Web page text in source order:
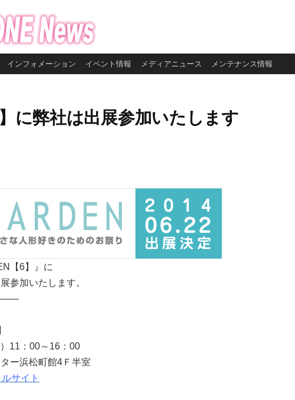
インフォメーション イベント情報 メディアニュース メンテナンス情報
に弊社は出展参加いたします
【6】』に
参加いたします。
11：00～16：00
ー浜松町館4Ｆ半室
サイト